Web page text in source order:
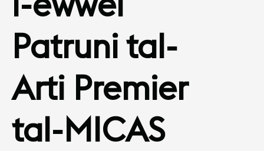
Patruni tal-
Arti Premier
tal-MICAS